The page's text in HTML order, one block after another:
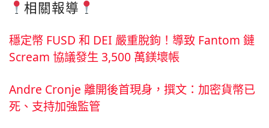
相關報導
穩定幣 FUSD 和 DEI 嚴重脫鉤！導致 Fantom 鏈
Scream 協議發生 3,500 萬鎂壞帳
Andre Cronje 離開後首現身，撰文：加密貨幣已
死、支持加強監管